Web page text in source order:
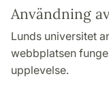
Användning
Lunds universitet
webbplatsen
upplevelse.
Genvägar
Om webbplatsen
Behandling av